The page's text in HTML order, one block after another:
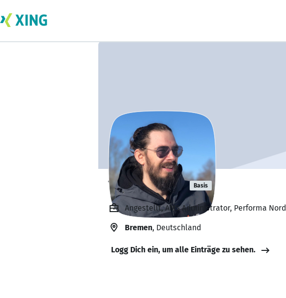
Timm Meyer Basis
Angestellt, AMS Administrator, Performa Nord
Bremen, Deutschland
Logg Dich ein, um alle Einträge zu sehen.